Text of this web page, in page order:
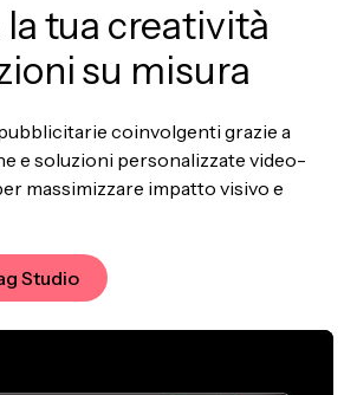
la tua creatività
su misura
coinvolgenti grazie a
e soluzioni personalizzate video-
massimizzare impatto visivo e
Studio